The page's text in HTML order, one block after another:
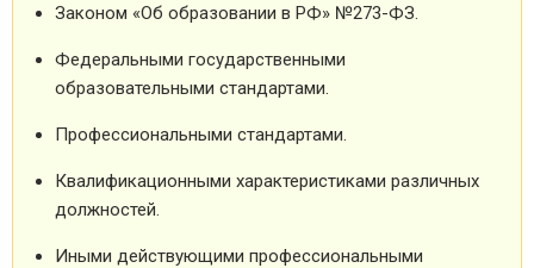
Законом «Об образовании в РФ» №273-ФЗ.
Федеральными государственными
образовательными стандартами.
Профессиональными стандартами.
Квалификационными характеристиками различных
должностей.
Иными действующими профессиональными